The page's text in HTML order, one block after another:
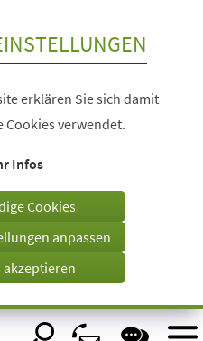
erklären Sie sich damit
Cookies verwendet.
Infos
Cookies
anpassen
akzeptieren